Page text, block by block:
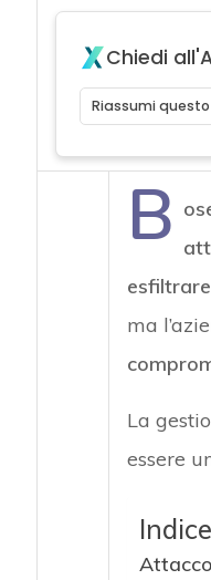
Chiedi
Riassumi
B
ma
La
essere